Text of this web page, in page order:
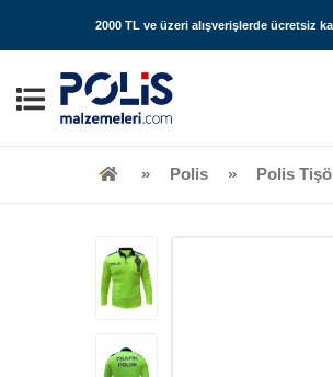
2000 TL ve üzeri alışverişlerde ücretsiz
Polis Polis